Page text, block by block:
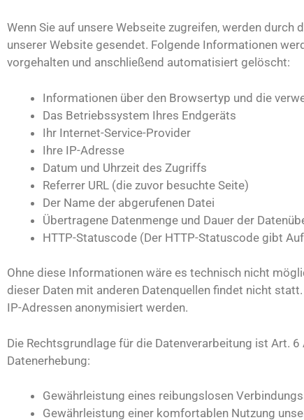
Wenn Sie auf unsere Webseite zugreifen, werden
unserer Website gesendet. Folgende Informationen
vorgehalten und anschließend automatisiert gelöscht:
Informationen über den Browsertyp und die
Das Betriebssystem Ihres Endgeräts
Ihr Internet-Service-Provider
Ihre IP-Adresse
Datum und Uhrzeit des Zugriffs
Referrer URL (die zuvor besuchte Seite)
Der Name der abgerufenen Datei
Übertragene Datenmenge und Dauer der
HTTP-Statuscode (Der HTTP-Statuscode gibt
Ohne diese Informationen wäre es technisch nicht
dieser Daten mit anderen Datenquellen findet nicht
IP-Adressen anonymisiert werden.
Die Rechtsgrundlage für die Datenverarbeitung ist Art.
Datenerhebung:
Gewährleistung eines reibungslosen
Gewährleistung einer komfortablen Nutzung